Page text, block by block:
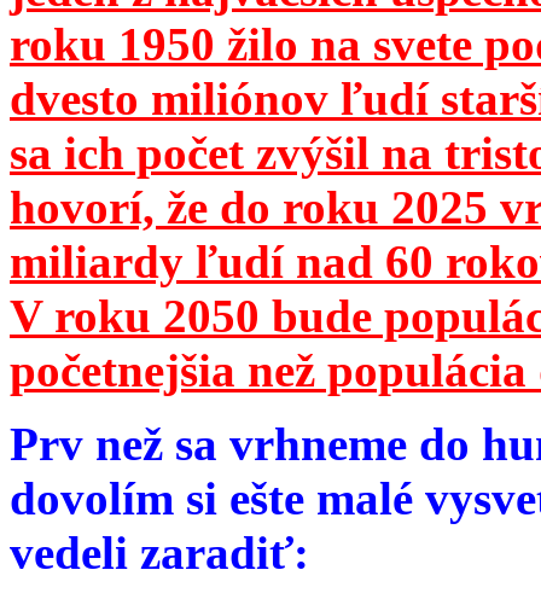
roku 1950 žilo na svete
dvesto miliónov ľudí
sa ich počet zvýšil na
hovorí, že do roku 2025
miliardy ľudí nad 60
V roku 2050 bude
početnejšia než
Prv než sa vrhneme do
dovolím si ešte malé
vedeli zaradiť: